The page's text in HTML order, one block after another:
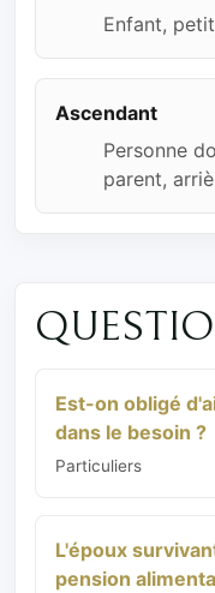
Enfant,
Ascendant
Personne
parent,
Est-on obligé
dans le besoin ?
Particuliers
L'époux
pension